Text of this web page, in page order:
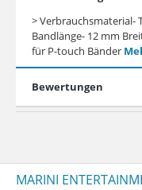
> Verbrauchsmaterial-
Bandlänge- 12 mm
für P-touch Bänder
Bewertungen
MARINI